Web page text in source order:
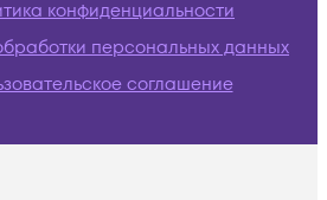
конфиденциальности
персональных данных
соглашение